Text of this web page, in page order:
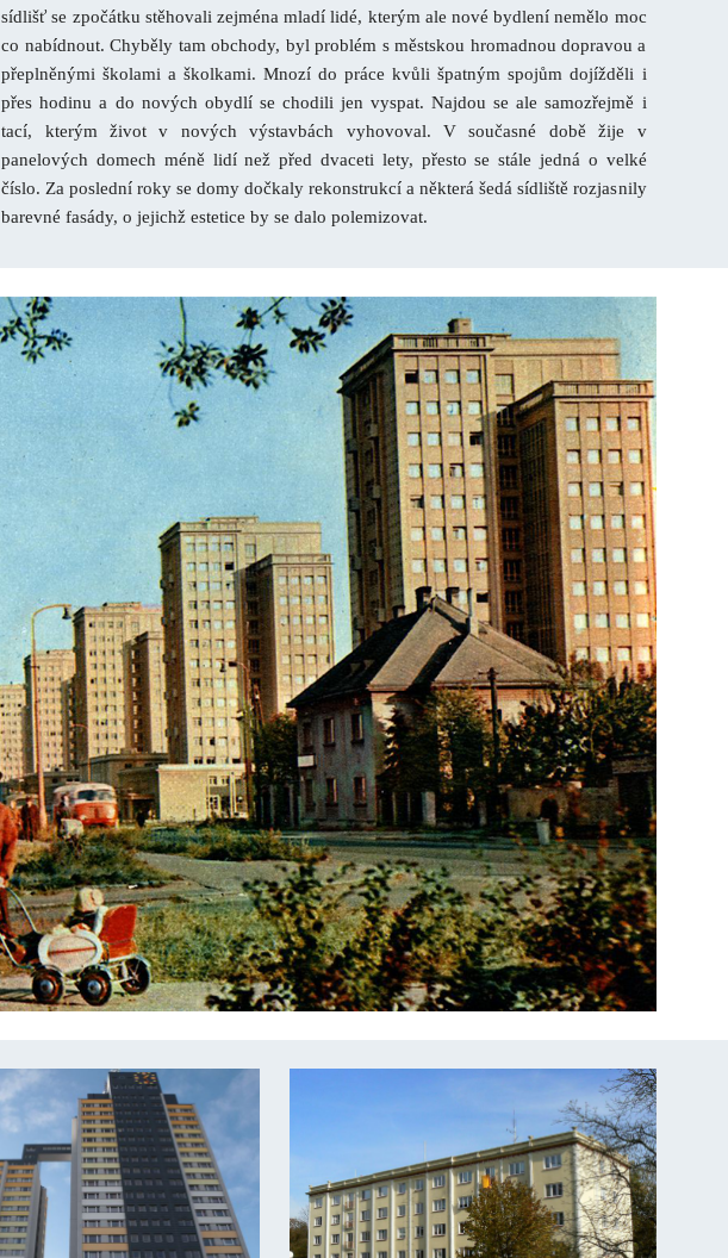
sídlišť se zpočátku stěhovali zejména mladí lidé, kterým ale nové bydlení nemělo moc
co nabídnout. Chyběly tam obchody, byl problém s městskou hromadnou dopravou a
přeplněnými školami a školkami. Mnozí do práce kvůli špatným spojům dojížděli i
přes hodinu a do nových obydlí se chodili jen vyspat. Najdou se ale samozřejmě i
tací, kterým život v nových výstavbách vyhovoval. V současné době žije v
panelových domech méně lidí než před dvaceti lety, přesto se stále jedná o velké
číslo. Za poslední roky se domy dočkaly rekonstrukcí a některá šedá sídliště rozjasnily
barevné fasády, o jejichž estetice by se dalo polemizovat.